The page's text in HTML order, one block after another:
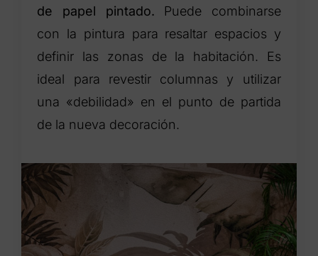
de papel pintado. Puede combinarse
con la pintura para resaltar espacios y
definir las zonas de la habitación. Es
ideal para revestir columnas y utilizar
una «debilidad» en el punto de partida
de la nueva decoración.